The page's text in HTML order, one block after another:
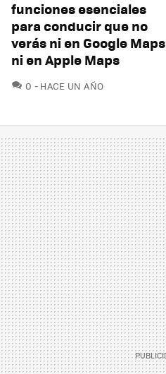
funciones esenciales
para conducir que no
verás ni en Google Maps
ni en Apple Maps
0 COMENTARIOS
HACE UN AÑO